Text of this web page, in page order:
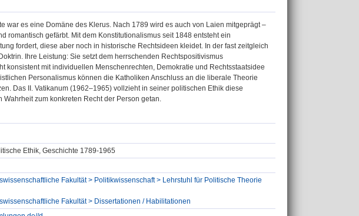
war es eine Domäne des Klerus. Nach 1789 wird es auch von Laien mitgeprägt –
romantisch gefärbt. Mit dem Konstitutionalismus seit 1848 entsteht ein
fordert, diese aber noch in historische Rechtsideen kleidet. In der fast zeitgleich
Ihre Leistung: Sie setzt dem herrschenden Rechtspositivismus
konsistent mit individuellen Menschenrechten, Demokratie und Rechtsstaatsidee
Personalismus können die Katholiken Anschluss an die liberale Theorie
Das II. Vatikanum (1962–1965) vollzieht in seiner politischen Ethik diese
zum konkreten Recht der Person getan.
Ethik, Geschichte 1789-1965
Fakultät > Politikwissenschaft > Lehrstuhl für Politische Theorie
Fakultät > Dissertationen / Habilitationen